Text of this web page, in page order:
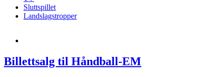
Sluttspillet
Landslagstropper
Billettsalg til Håndball-EM